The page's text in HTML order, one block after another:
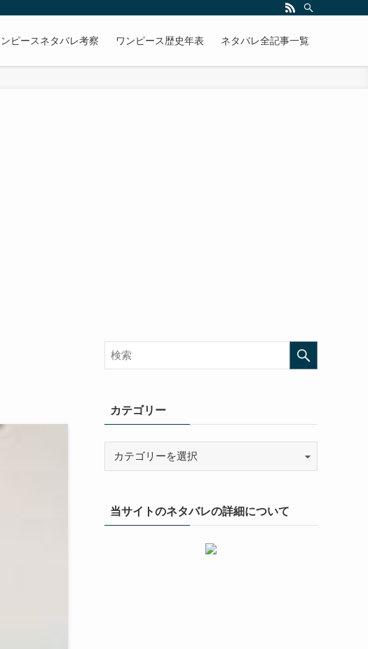
ンピースネタバレ考察 ワンピース歴史年表 ネタバレ全記事一覧
カテゴリー
当サイトのネタバレの詳細について